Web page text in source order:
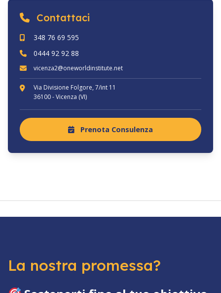
Contattaci
348 76 69 595
0444 92 92 88
vicenza2@oneworldinstitute.net
Via Divisione Folgore, 7/int 11
36100 - Vicenza (VI)
Prenota Consulenza
La nostra promessa?